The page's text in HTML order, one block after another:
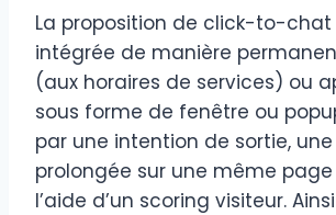
La proposition de click-to-
intégrée de manière
(aux horaires de services) ou
sous forme de fenêtre ou
par une intention de sortie,
prolongée sur une même
l’aide d’un scoring visiteur.